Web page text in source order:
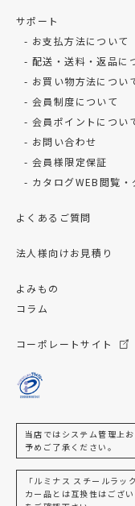
サポート
お支払方法について
配送・送料・返品に
お買い物方法につい
会員制度について
会員ポイントについ
お問い合わせ
会員様限定保証
カタログWEB閲覧・
よくあるご質問
法人様向けお見積り
よみもの
コラム
コーポレートサイト
当店ではシステム管理上
予めご了承ください。
「ルミナス スチールラッ
カー品とは互換性はござ